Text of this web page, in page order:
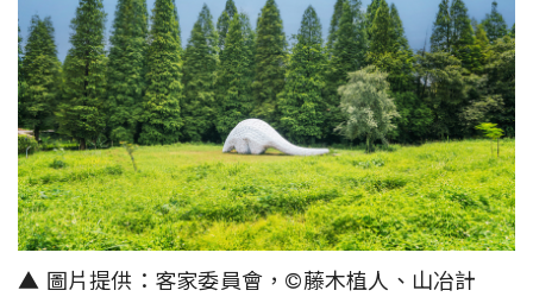
▲ 圖片提供：客家委員會，©️藤木植人、山冶計